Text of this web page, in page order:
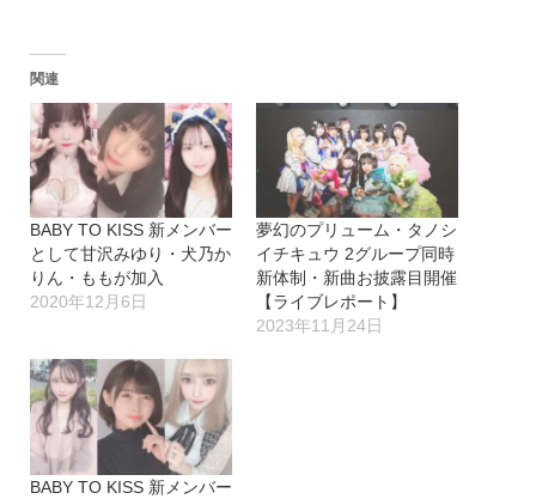
込
み
中…
関連
BABY TO KISS 新メンバー
として甘沢みゆり・犬乃か
りん・ももが加入
2020年12月6日
夢幻のプリューム・タノシ
イチキュウ 2グループ同時
新体制・新曲お披露目開催
【ライブレポート】
2023年11月24日
BABY TO KISS 新メンバー